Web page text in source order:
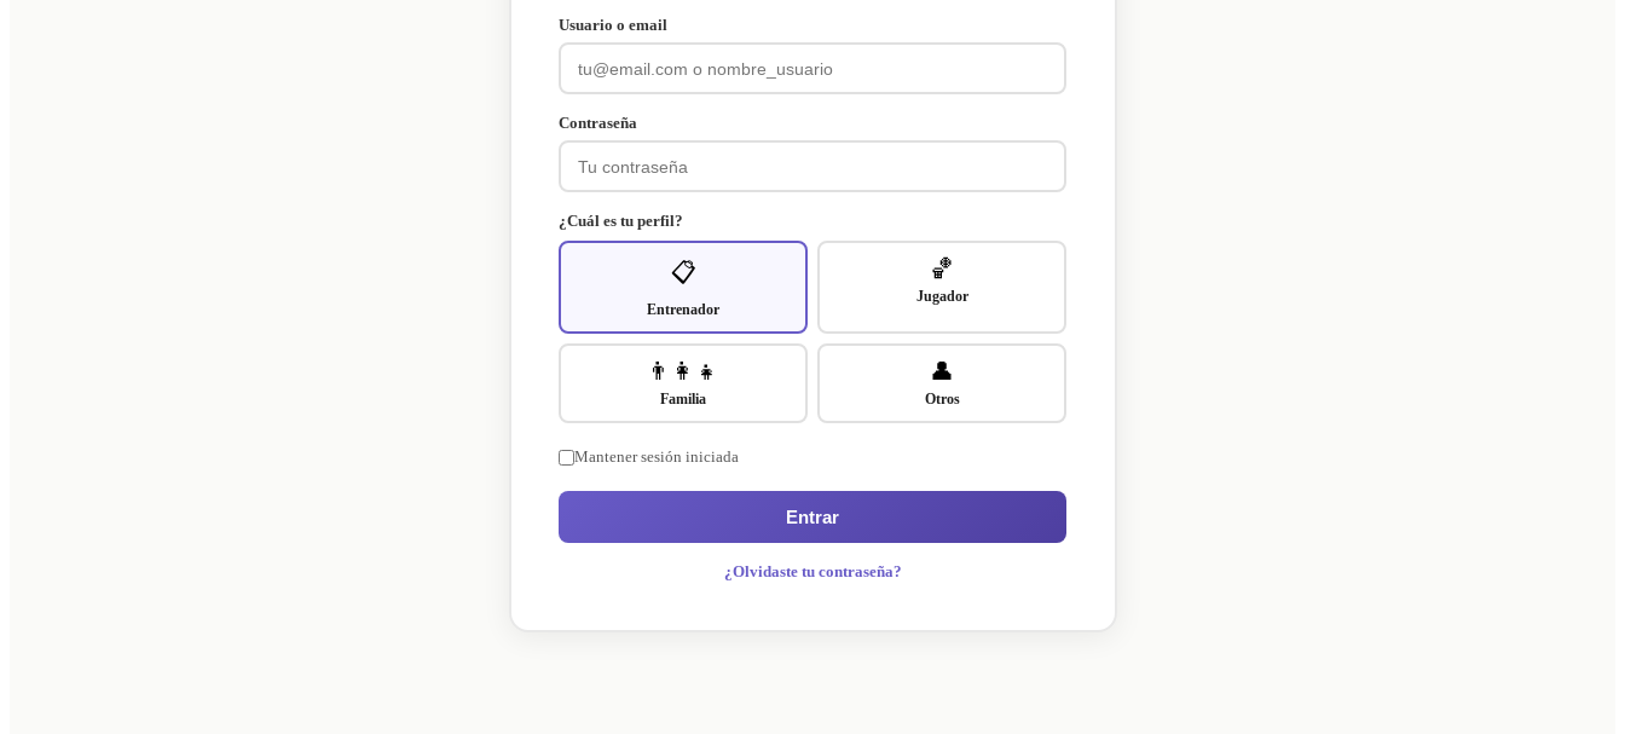
Usuario o email
Contraseña
¿Cuál es tu perfil?
📋
Entrenador
🏀
Jugador
👨‍👩‍👧
Familia
👤
Otros
Mantener sesión iniciada
Entrar
¿Olvidaste tu contraseña?